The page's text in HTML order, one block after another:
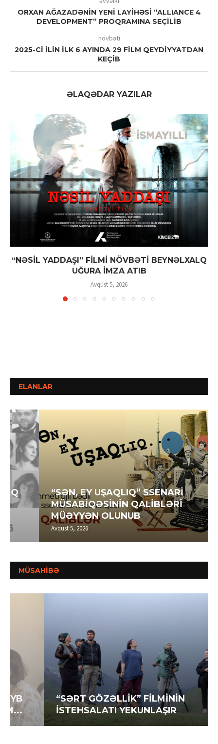
ORXAN AĞAZADƏNİN YENİ LAYİHƏSİ “ALLIANCE 4
DEVELOPMENT” PROQRAMINA SEÇİLİB
növbəti
2025-Cİ İLİN İLK 6 AYINDA 29 FİLM QEYDİYYATDAN
KEÇİB
ƏLAQƏDAR YAZILAR
“NƏSİL YADDAŞI” FİLMİ NÖVBƏTİ BEYNƏLXALQ
UĞURA İMZA ATIB
Avqust 5, 2026
ELANLAR
“SƏN, EY UŞAQLIQ” SSENARİ
MÜSABİQƏSİNİN QALİBLƏRİ
MÜƏYYƏN OLUNUB
Avqust 5, 2026
MÜSAHİBƏ
“SƏRT GÖZƏLLİK” FİLMİNİN
İSTEHSALATI YEKUNLAŞIR